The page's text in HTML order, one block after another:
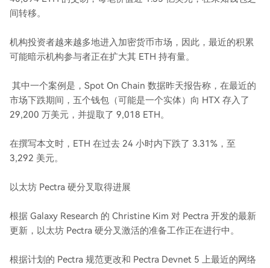
间转移。
机构投资者越来越多地进入加密货币市场，因此，最近的积累
可能暗示机构参与者正在扩大其 ETH 持有量。
其中一个案例是，Spot On Chain 数据昨天报告称，在最近的
市场下跌期间，五个钱包（可能是一个实体）向 HTX 存入了
29,200 万美元，并提取了 9,018 ETH。
在撰写本文时，ETH 在过去 24 小时内下跌了 3.31%，至
3,292 美元。
以太坊 Pectra 硬分叉取得进展
根据 Galaxy Research 的 Christine Kim 对 Pectra 开发的最新
更新，以太坊 Pectra 硬分叉激活的准备工作正在进行中。
根据计划的 Pectra 规范更改和 Pectra Devnet 5 上最近的网络